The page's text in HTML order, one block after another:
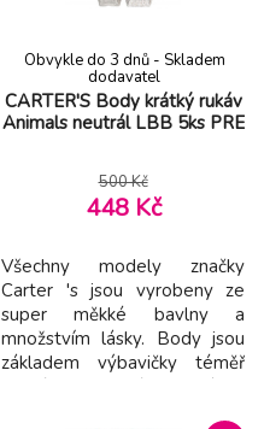
CARTER'S Body krátký rukáv
Animals neutrál LBB 5ks PRE
Obvykle do 3 dnů - Skladem
dodavatel
500 Kč
448 Kč
Všechny modely značky
Carter 's jsou vyrobeny ze
super měkké bavlny a
množstvím lásky. Body jsou
základem výbavičky téměř